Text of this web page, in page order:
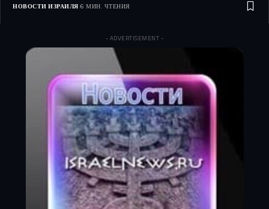
НОВОСТИ ИЗРАИЛЯ 6 МИН. ЧТЕНИЯ
- ADVERTISEMENT -